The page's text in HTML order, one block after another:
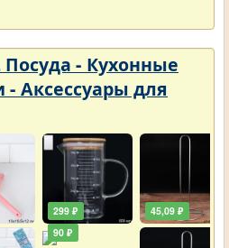
Посуда - Кухонные
Аксессуары для
299 ₽
90 ₽
45,09 ₽